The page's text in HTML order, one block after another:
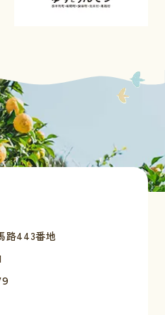
路443番地